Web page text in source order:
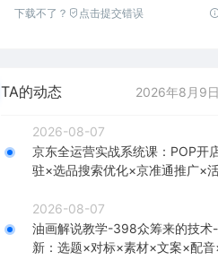
下载不了？ 点击提交错误
TA的动态 2026年8月9
2026-08-07
京东全运营实战系统课：POP开
驻×选品搜索优化×京准通推广×
2026-08-07
油画解说教学-398众筹来的技术
新：选题×对标×素材×文案×配音